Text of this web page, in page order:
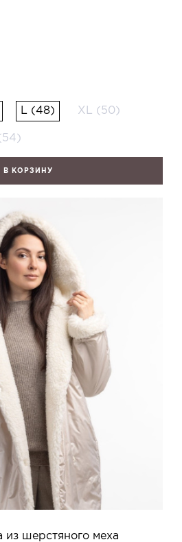
L (48) XL (50)
В КОРЗИНУ
из шерстяного меха